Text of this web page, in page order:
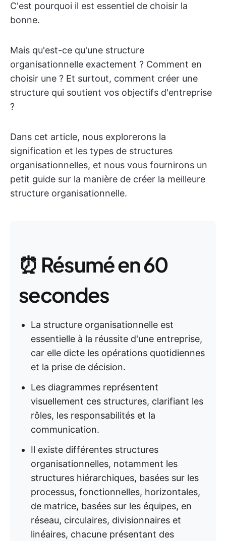
C'est pourquoi il est essentiel de choisir la
bonne.
Mais qu'est-ce qu'une structure
organisationnelle exactement ? Comment en
choisir une ? Et surtout, comment créer une
structure qui soutient vos objectifs d'entreprise
?
Dans cet article, nous explorerons la
signification et les types de structures
organisationnelles, et nous vous fournirons un
petit guide sur la manière de créer la meilleure
structure organisationnelle.
⏰ Résumé en 60
secondes
La structure organisationnelle est
essentielle à la réussite d'une entreprise,
car elle dicte les opérations quotidiennes
et la prise de décision.
Les diagrammes représentent
visuellement ces structures, clarifiant les
rôles, les responsabilités et la
communication.
Il existe différentes structures
organisationnelles, notamment les
structures hiérarchiques, basées sur les
processus, fonctionnelles, horizontales,
de matrice, basées sur les équipes, en
réseau, circulaires, divisionnaires et
linéaires, chacune présentant des